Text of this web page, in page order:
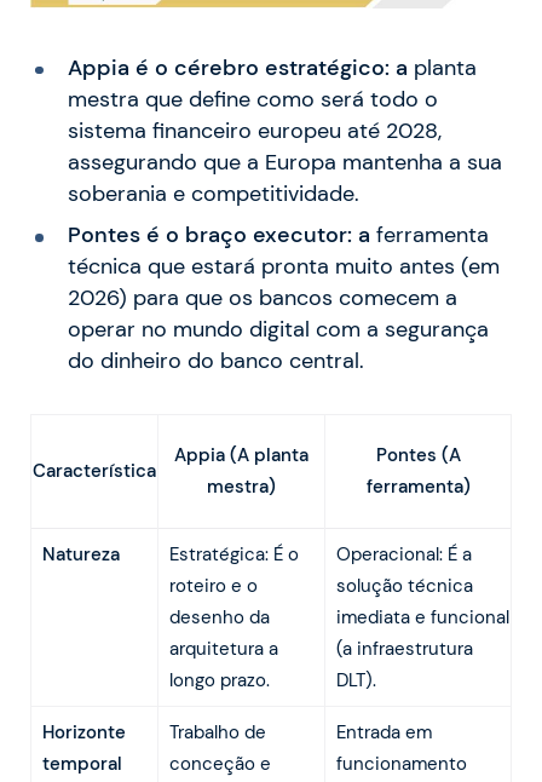
Appia é o cérebro estratégico: a planta
mestra que define como será todo o
sistema financeiro europeu até 2028,
assegurando que a Europa mantenha a sua
soberania e competitividade.
Pontes é o braço executor: a ferramenta
técnica que estará pronta muito antes (em
2026) para que os bancos comecem a
operar no mundo digital com a segurança
do dinheiro do banco central.
Característica
Appia (A planta
mestra)
Pontes (A
ferramenta)
Natureza
Estratégica: É o
roteiro e o
desenho da
arquitetura a
longo prazo.
Operacional: É a
solução técnica
imediata e funcional
(a infraestrutura
DLT).
Horizonte
temporal
Trabalho de
conceção e
Entrada em
funcionamento